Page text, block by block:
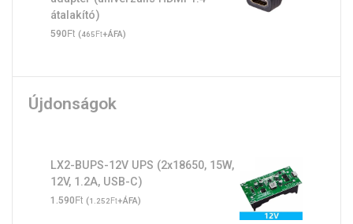
átalakító)
590Ft (465Ft+ÁFA)
Újdonságok
LX2-BUPS-12V UPS (2x18650, 15W,
12V, 1.2A, USB-C)
1.590Ft (1.252Ft+ÁFA)